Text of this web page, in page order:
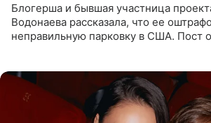
Блогерша и бывшая участница
Водонаева рассказала, что ее
неправильную парковку в США. Пост